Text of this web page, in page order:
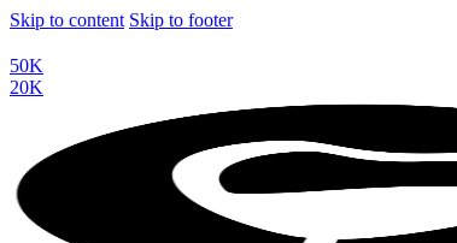
Skip to content Skip to footer
50K
20K